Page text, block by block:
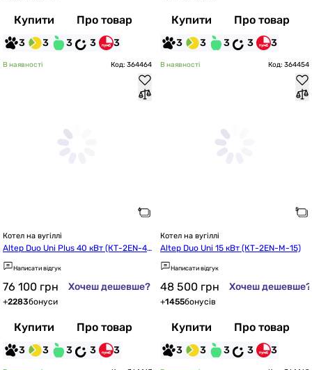
Купити Про товар
3 3 3 3 3
Купити Про товар
3 3 3 3 3
В наявності Код: 364464
Котел на вугіллі
Altep Duo Uni Plus 40 кВт (КТ-2EN-4
0)
Написати відгук
76 100 грн Хочеш дешевше?
+2283бонуси
Купити Про товар
3 3 3 3 3
В наявності Код: 364454
Котел на вугіллі
Altep Duo Uni 15 кВт (КТ-2EN-M-15)
Написати відгук
48 500 грн Хочеш дешевше?
+1455бонусів
Купити Про товар
3 3 3 3 3